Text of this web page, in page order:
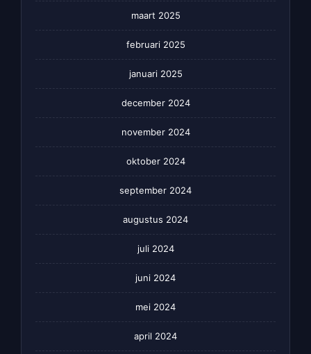
maart 2025
februari 2025
januari 2025
december 2024
november 2024
oktober 2024
september 2024
augustus 2024
juli 2024
juni 2024
mei 2024
april 2024